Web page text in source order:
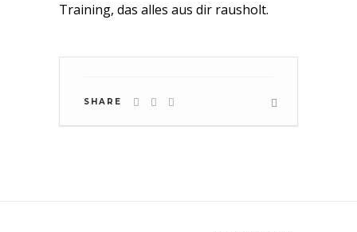
Training, das alles aus dir rausholt.
SHARE